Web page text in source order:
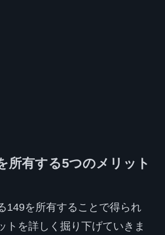
所有する5つのメリット
149を所有することで得られ
トを詳しく掘り下げていきま